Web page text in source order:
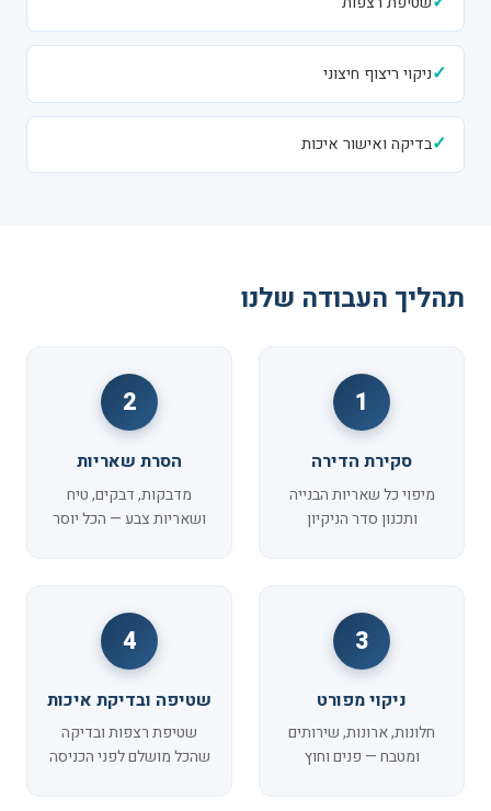
✓ניקוי ריצוף חיצוני
✓בדיקה ואישור איכות
תהליך העבודה שלנו
1
סקירת הדירה
מיפוי כל שאריות הבנייה
ותכנון סדר הניקיון
2
הסרת שאריות
מדבקות, דבקים, טיח
ושאריות צבע — הכל יוסר
3
ניקוי מפורט
חלונות, ארונות, שירותים
ומטבח — פנים וחוץ
4
שטיפה ובדיקת איכות
שטיפת רצפות ובדיקה
שהכל מושלם לפני הכניסה